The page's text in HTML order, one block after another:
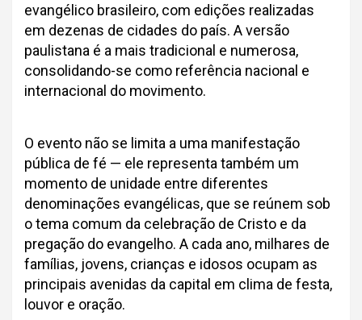
evangélico brasileiro, com edições realizadas
em dezenas de cidades do país. A versão
paulistana é a mais tradicional e numerosa,
consolidando-se como referência nacional e
internacional do movimento.
O evento não se limita a uma manifestação
pública de fé — ele representa também um
momento de unidade entre diferentes
denominações evangélicas, que se reúnem sob
o tema comum da celebração de Cristo e da
pregação do evangelho. A cada ano, milhares de
famílias, jovens, crianças e idosos ocupam as
principais avenidas da capital em clima de festa,
louvor e oração.